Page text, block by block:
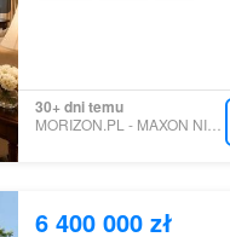
30+ dni temu
MORIZON.PL - MAXON NIERUCHOMOŚCI
6 400 000 zł